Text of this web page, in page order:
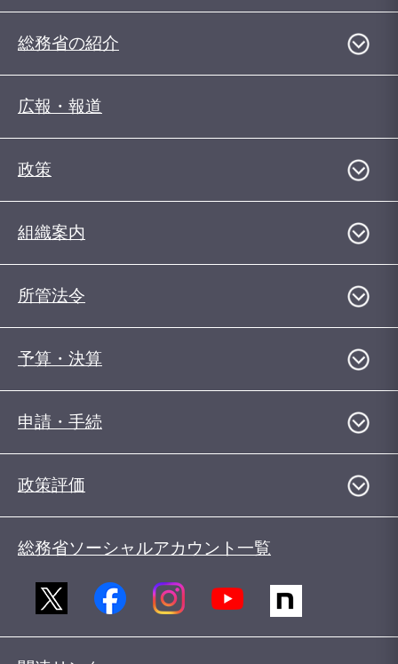
総務省の紹介
広報・報道
政策
組織案内
所管法令
予算・決算
申請・手続
政策評価
総務省ソーシャルアカウント一覧